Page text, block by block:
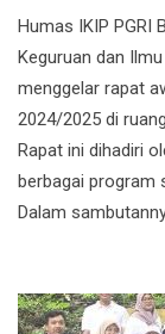
Humas IKIP PGRI
Keguruan dan
menggelar rapat
2024/2025 di
Rapat ini dihadiri
berbagai program
Dalam